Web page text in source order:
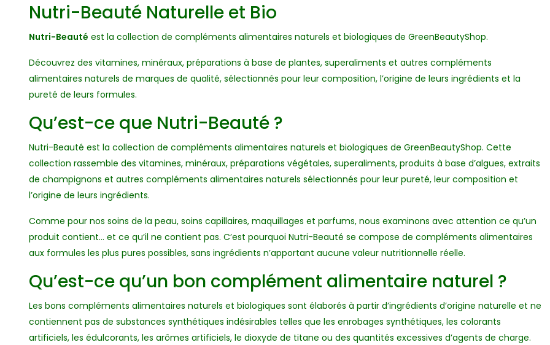
Nutri-Beauté Naturelle et Bio
Nutri-Beauté est la collection de compléments alimentaires naturels et biologiques de GreenBeautyShop.
Découvrez des vitamines, minéraux, préparations à base de plantes, superaliments et autres compléments
alimentaires naturels de marques de qualité, sélectionnés pour leur composition, l’origine de leurs ingrédients et la
pureté de leurs formules.
Qu’est-ce que Nutri-Beauté ?
Nutri-Beauté est la collection de compléments alimentaires naturels et biologiques de GreenBeautyShop. Cette
collection rassemble des vitamines, minéraux, préparations végétales, superaliments, produits à base d’algues, extraits
de champignons et autres compléments alimentaires naturels sélectionnés pour leur pureté, leur composition et
l’origine de leurs ingrédients.
Comme pour nos soins de la peau, soins capillaires, maquillages et parfums, nous examinons avec attention ce qu’un
produit contient… et ce qu’il ne contient pas. C’est pourquoi Nutri-Beauté se compose de compléments alimentaires
aux formules les plus pures possibles, sans ingrédients n’apportant aucune valeur nutritionnelle réelle.
Qu’est-ce qu’un bon complément alimentaire naturel ?
Les bons compléments alimentaires naturels et biologiques sont élaborés à partir d’ingrédients d’origine naturelle et ne
contiennent pas de substances synthétiques indésirables telles que les enrobages synthétiques, les colorants
artificiels, les édulcorants, les arômes artificiels, le dioxyde de titane ou des quantités excessives d’agents de charge.